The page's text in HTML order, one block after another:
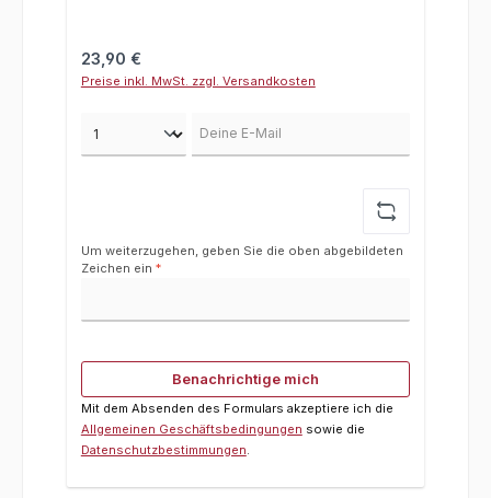
Regulärer Preis:
23,90 €
Preise inkl. MwSt. zzgl. Versandkosten
Um weiterzugehen, geben Sie die oben abgebildeten
Zeichen ein *
Benachrichtige mich
Mit dem Absenden des Formulars akzeptiere ich die
Allgemeinen Geschäftsbedingungen sowie die
Datenschutzbestimmungen